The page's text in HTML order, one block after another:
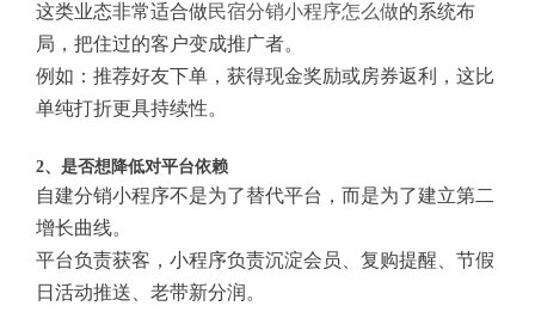
这类业态非常适合做民宿分销小程序怎么做的系统布
局，把住过的客户变成推广者。
例如：推荐好友下单，获得现金奖励或房券返利，这比
单纯打折更具持续性。
2、是否想降低对平台依赖
自建分销小程序不是为了替代平台，而是为了建立第二
增长曲线。
平台负责获客，小程序负责沉淀会员、复购提醒、节假
日活动推送、老带新分润。